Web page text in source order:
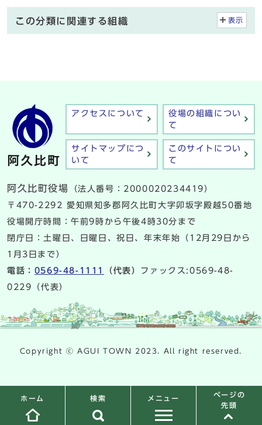
ホーム 検索 メニュー
ページの
先頭
この分類に関連する組織 表示
アクセスについて
役場の組織につい
て
サイトマップにつ
いて
このサイトについ
て
阿久比町役場
（法人番号：2000020234419）
〒470-2292 愛知県知多郡阿久比町大字卯坂字殿越50番地
役場開庁時間：午前9時から午後4時30分まで
閉庁日：土曜日、日曜日、祝日、年末年始（12月29日から
1月3日まで）
電話： 0569-48-1111 （代表） ファックス:0569-48-
0229（代表）
Copyright ⓒ AGUI TOWN 2023. All right reserved.